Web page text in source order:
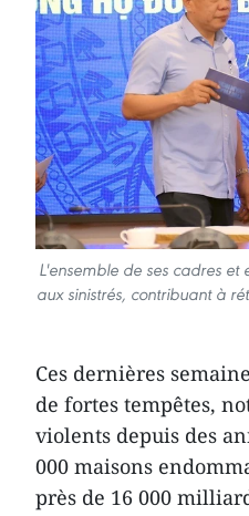
L'ensemble de ses cadres
aux sinistrés, contribuant à
Ces dernières
de fortes tempêtes,
violents depuis des
000 maisons
près de 16 000